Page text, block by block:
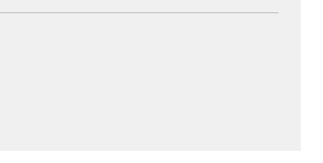
i ny flik, extern webbplats,
flik, extern webbplats,
i ny flik, extern webbplats,
din e-postklient,